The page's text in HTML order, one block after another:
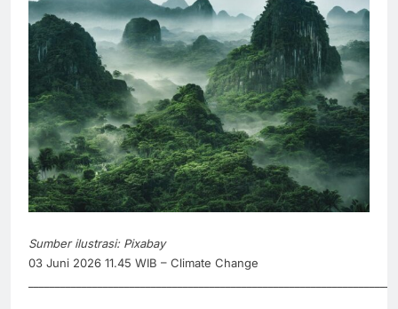
Sumber ilustrasi: Pixabay
03 Juni 2026 11.45 WIB – Climate Change